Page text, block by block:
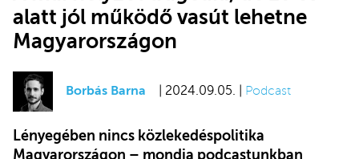
alatt jól működő vasút lehetne
Magyarországon
Borbás Barna | 2024.09.05. | Podcast
Lényegében nincs közlekedéspolitika
Magyarországon – mondja podcastunkban